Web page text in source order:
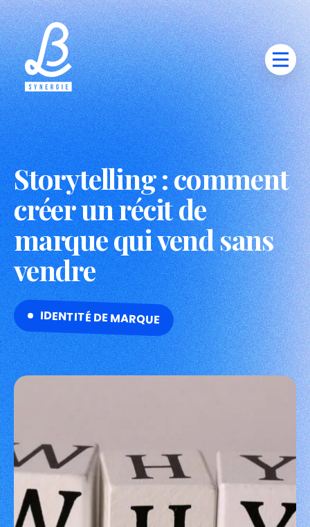
Storytelling : comment
créer un récit de
marque qui vend sans
vendre
IDENTITÉ DE MARQUE